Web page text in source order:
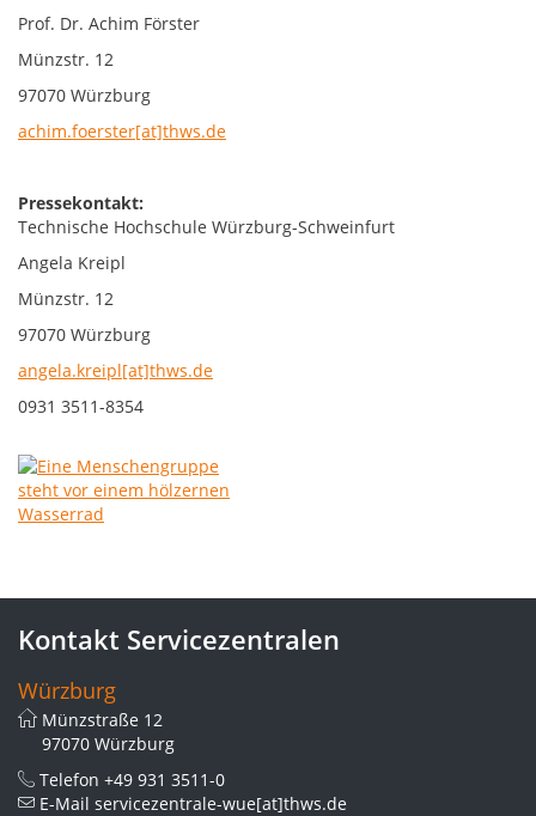
Prof. Dr. Achim Förster
Münzstr. 12
97070 Würzburg
achim.foerster[at]thws.de
Pressekontakt:
Technische Hochschule Würzburg-Schweinfurt
Angela Kreipl
Münzstr. 12
97070 Würzburg
angela.kreipl[at]thws.de
0931 3511-8354
Kontakt Servicezentralen
Würzburg
Münzstraße 12
97070 Würzburg
Telefon +49 931 3511-0
E-Mail servicezentrale-wue[at]thws.de